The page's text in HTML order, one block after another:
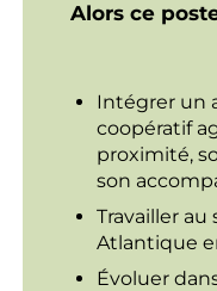
Alors ce
Intégrer un
coopératif
proximité,
son
Travailler au
Atlantique
Évoluer